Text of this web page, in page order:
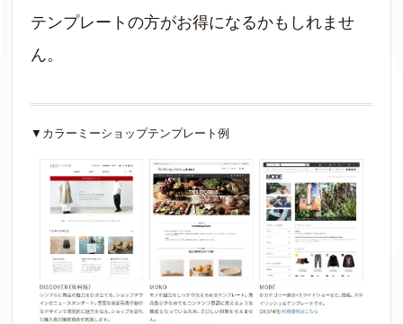
テンプレートの方がお得になるかもしれませ
ん。
▼カラーミーショップテンプレート例